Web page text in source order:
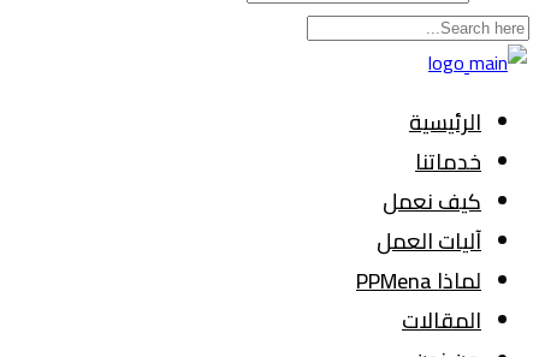
الرئيسية
خدماتنا
كيف نعمل
آليات العمل
لماذا PPMena
المقالات